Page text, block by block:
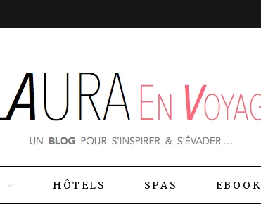
HÔTELS SPAS EBOOK